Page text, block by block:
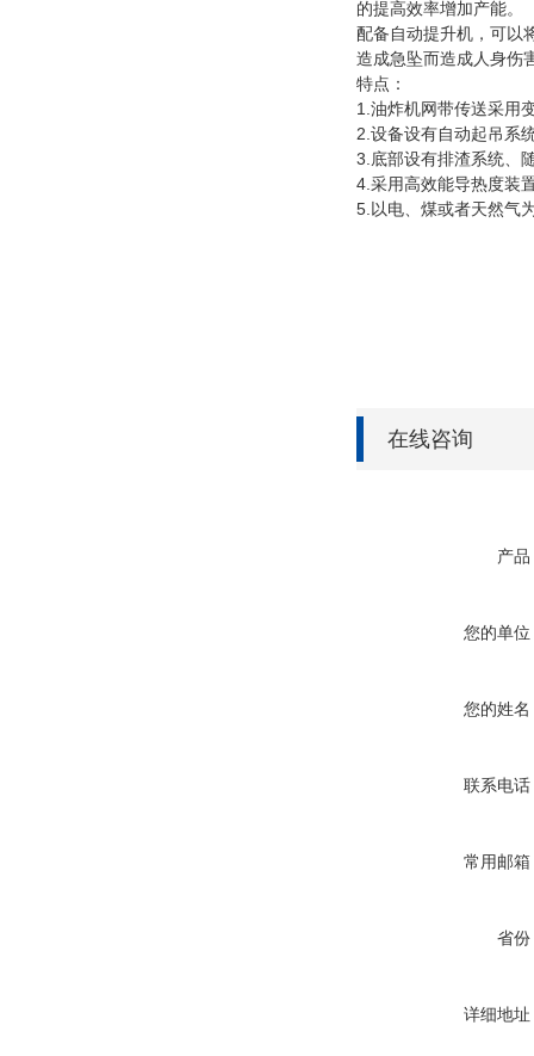
的提高效率增加产能。
配备自动提升机，可以
造成急坠而造成人身伤
特点：
1.油炸机网带传送采用
2.设备设有自动起吊系
3.底部设有排渣系统、
4.采用高效能导热度装
5.以电、煤或者天然气
在线咨询
产品
您的单位
您的姓名
联系电话
常用邮箱
省份
详细地址